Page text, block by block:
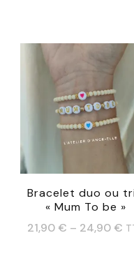
a
plusieurs
Les
options
peuvent
choisies
sur
Bracelet duo ou
« Mum To be »
21,90 € – 24,90 €